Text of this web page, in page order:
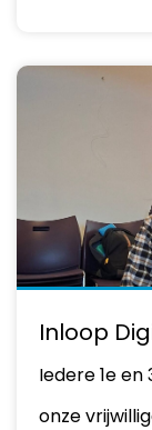
Inloop
Iedere 1e
onze